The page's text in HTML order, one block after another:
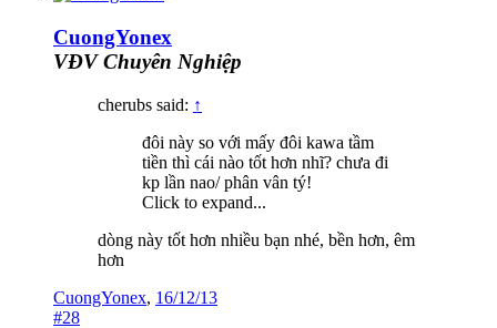
CuongYonex
VĐV Chuyên Nghiệp
cherubs said: ↑
đôi này so với mấy đôi kawa tầm
tiền thì cái nào tốt hơn nhĩ? chưa đi
kp lần nao/ phân vân tý!
Click to expand...
dòng này tốt hơn nhiều bạn nhé, bền hơn, êm
hơn
CuongYonex, 16/12/13
#28